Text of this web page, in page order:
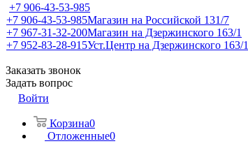
+7 906-43-53-985
+7 906-43-53-985Магазин на Российской 131/7
+7 967-31-32-200Магазин на Дзержинского 163/1
+7 952-83-28-915Уст.Центр на Дзержинского 163/1
Заказать звонок
Задать вопрос
Войти
Корзина0
Отложенные0